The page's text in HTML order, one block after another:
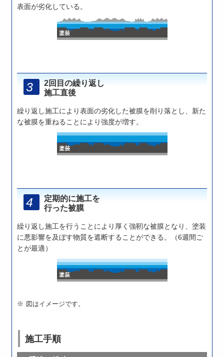
表面が劣化している。
2回目の繰り返し
施工直後
繰り返し施工により表面の劣化した被膜を削り落とし、新た
な被膜を重ねることにより強度が増す。
定期的に施工を
行った被膜
繰り返し施工を行うことにより厚く強靭な被膜となり、塗装
に悪影響を及ぼす物質を遮断することができる。（6週間ご
とが最適）
図はイメージです。
施工手順